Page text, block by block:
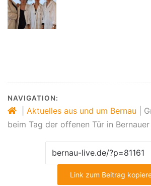
NAVIGATION:
Aktuelles aus und um Bernau
beim Tag der offenen Tür in Bernauer
Link zum Beitrag